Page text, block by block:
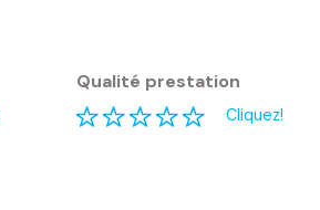
Qualité prestation
Cliquez!